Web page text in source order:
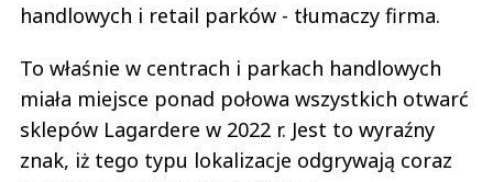
handlowych i retail parków - tłumaczy firma.
To właśnie w centrach i parkach handlowych
miała miejsce ponad połowa wszystkich otwarć
sklepów Lagardere w 2022 r. Jest to wyraźny
znak, iż tego typu lokalizacje odgrywają coraz